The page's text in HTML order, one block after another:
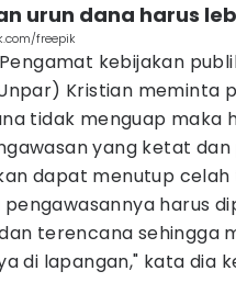
urun dana harus
freepik
kebijakan
Kristian meminta
tidak menguap maka
yang ketat
dapat menutup
harus
terencana sehingga
di lapangan," kata dia